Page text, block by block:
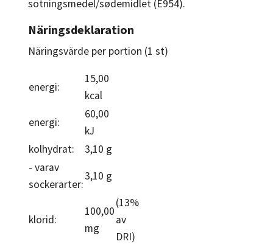
sötningsmedel/sødemidlet (E954).
Näringsdeklaration
Näringsvärde per portion (1 st)
energi:
15,00
kcal
energi:
60,00
kJ
kolhydrat:
3,10 g
- varav
sockerarter:
3,10 g
klorid:
100,00
mg
(13%
av
DRI)